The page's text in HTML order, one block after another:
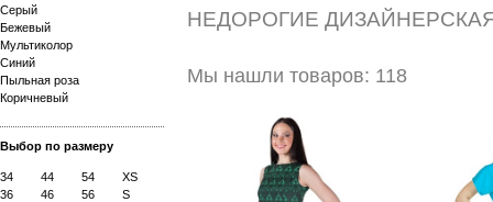
Серый
Бежевый
Мультиколор
Синий
Пыльная роза
Коричневый
Выбор по размеру
34 44 54
XS
36
46 56
S
НЕДОРОГИЕ
Мы нашли товаров: 118